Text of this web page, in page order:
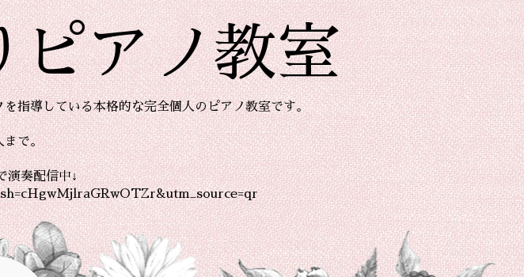
ピアノ教室
指導している本格的な完全個人のピアノ教室です。
で。
演奏配信中↓